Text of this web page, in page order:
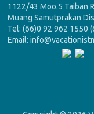
1122/43 Moo.5 Taiban
Muang Samutprakan
Tel: (66)0 92 962 1550
Email: